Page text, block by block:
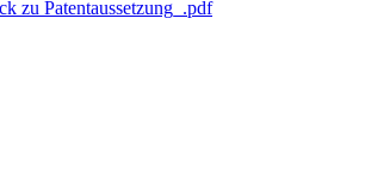
zu Patentaussetzung_.pdf